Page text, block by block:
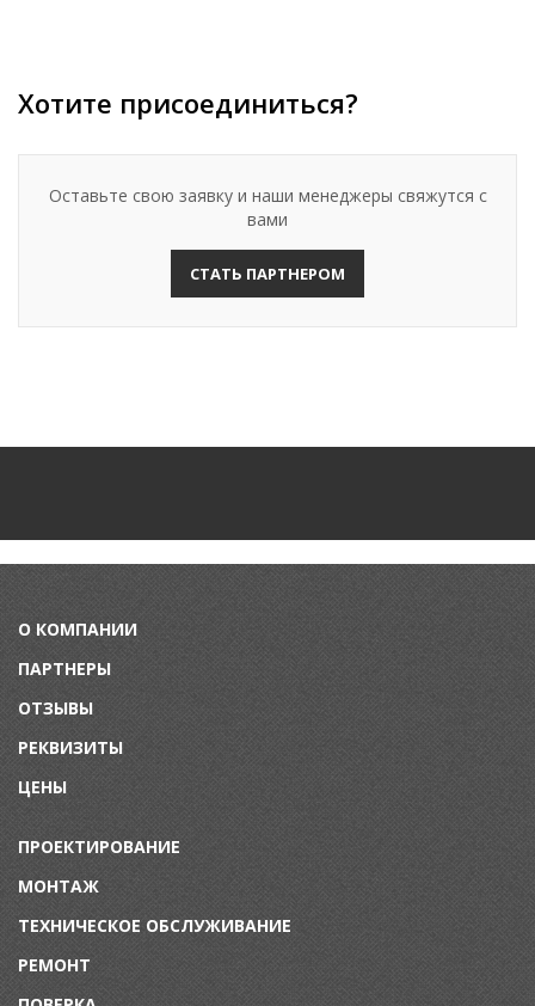
Хотите присоединиться?
Оставьте свою заявку и наши менеджеры свяжутся с
вами
СТАТЬ ПАРТНЕРОМ
О КОМПАНИИ
ПАРТНЕРЫ
ОТЗЫВЫ
РЕКВИЗИТЫ
ЦЕНЫ
ПРОЕКТИРОВАНИЕ
МОНТАЖ
ТЕХНИЧЕСКОЕ ОБСЛУЖИВАНИЕ
РЕМОНТ